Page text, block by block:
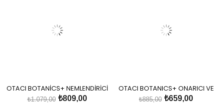
OTACI BOTANİCS+ NEMLENDİRİCİ
& CANLANDIRICI BİTKİSEL SAÇ
₺809,00
₺1.079,00
OTACI BOTANICS+ ONARICI VE
GÜÇLENDİRİCİ BİTKİSEL SAÇ
₺659,00
₺885,00